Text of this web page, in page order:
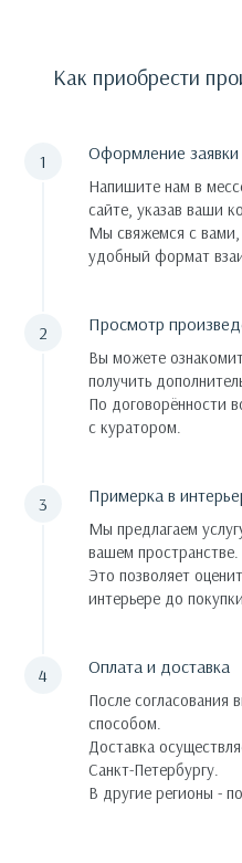
Как приобрести
Оформление заявки
Напишите нам в
сайте, указав ваши
Мы свяжемся с
удобный формат
Просмотр
Вы можете
получить
По договорённости
с куратором.
Примерка в
Мы предлагаем
вашем пространстве.
Это позволяет
интерьере до покупки.
Оплата и доставка
После согласования
способом.
Доставка
Санкт-Петербургу.
В другие регионы -